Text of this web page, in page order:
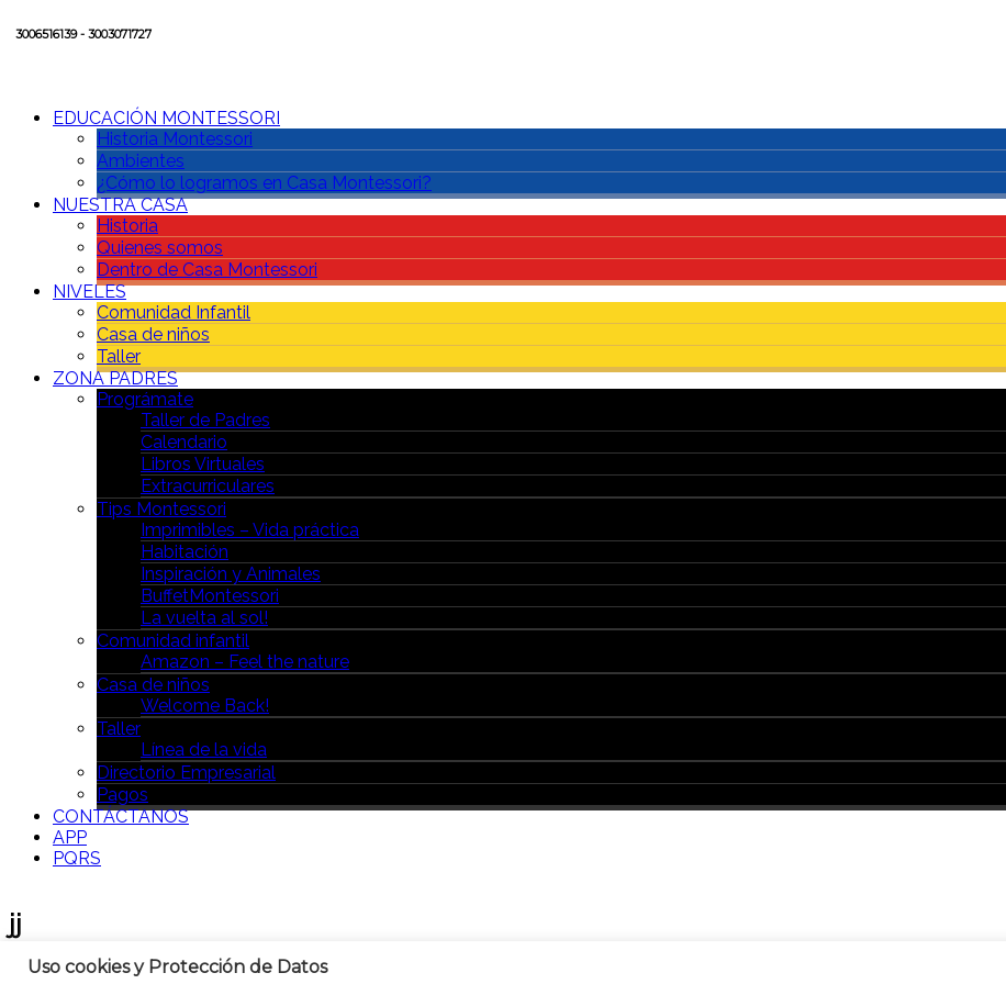
3006516139 - 3003071727
EDUCACIÓN MONTESSORI
Historia Montessori
Ambientes
¿Cómo lo logramos en Casa Montessori?
NUESTRA CASA
Historia
Quienes somos
Dentro de Casa Montessori
NIVELES
Comunidad Infantil
Casa de niños
Taller
ZONA PADRES
Prográmate
Taller de Padres
Calendario
Libros Virtuales
Extracurriculares
Tips Montessori
Imprimibles – Vida práctica
Habitación
Inspiración y Animales
BuffetMontessori
La vuelta al sol!
Comunidad infantil
Amazon – Feel the nature
Casa de niños
Welcome Back!
Taller
Línea de la vida
Directorio Empresarial
Pagos
CONTÁCTANOS
APP
PQRS
jj
Uso cookies y Protección de Datos